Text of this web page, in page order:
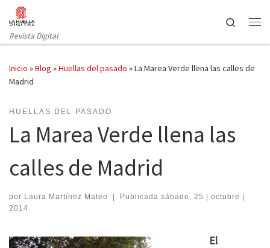
Saltar al contenido
Revista Digital
Search
Inicio »Blog »Huellas del pasado »La Marea Verde llena las calles de
Madrid
HUELLAS DEL PASADO
La Marea Verde llena las
calles de Madrid
por Laura Martínez Mateo | Publicada sábado, 25 | octubre |
2014
El